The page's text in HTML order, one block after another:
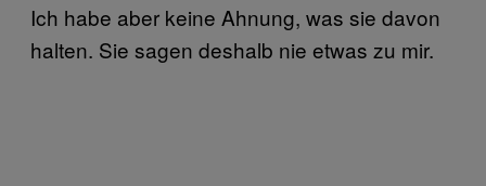
Ich habe aber keine Ahnung, was sie davon
halten. Sie sagen deshalb nie etwas zu mir.